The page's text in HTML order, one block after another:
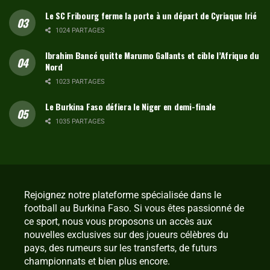
Le SC Fribourg ferme la porte à un départ de Cyriaque Irié
1024 PARTAGES
Ibrahim Bancé quitte Marumo Gallants et cible l’Afrique du
Nord
1023 PARTAGES
Le Burkina Faso défiera le Niger en demi-finale
1035 PARTAGES
Rejoignez notre plateforme spécialisée dans le
football au Burkina Faso. Si vous êtes passionné de
ce sport, nous vous proposons un accès aux
nouvelles exclusives sur des joueurs célèbres du
pays, des rumeurs sur les transferts, de futurs
championnats et bien plus encore.